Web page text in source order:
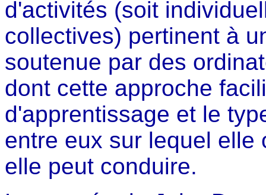
d'activités (soit
collectives) pertinent à
soutenue par des
dont cette approche
d'apprentissage et le
entre eux sur lequel elle
elle peut conduire.